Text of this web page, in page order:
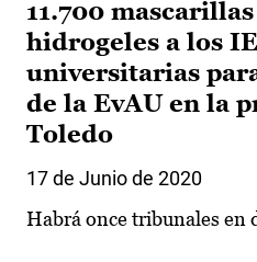
11.700
hidrogeles a los
universitarias
de la EvAU en la
Toledo
17 de Junio de 2020
Habrá once tribunales en